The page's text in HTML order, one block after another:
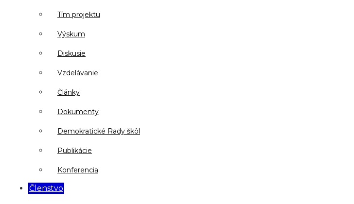
Tím projektu
Výskum
Diskusie
Vzdelávanie
Články
Dokumenty
Demokratické Rady škôl
Publikácie
Konferencia
Členstvo